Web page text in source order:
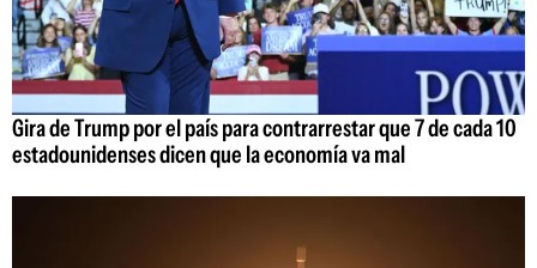
Gira de Trump por el país para contrarrestar que 7 de cada 10
estadounidenses dicen que la economía va mal